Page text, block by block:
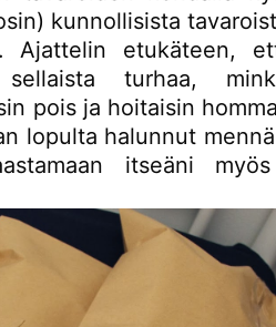
kunnollisista
Ajattelin etukäteen,
turhaa,
pois ja hoitaisin
lopulta halunnut
itseäni